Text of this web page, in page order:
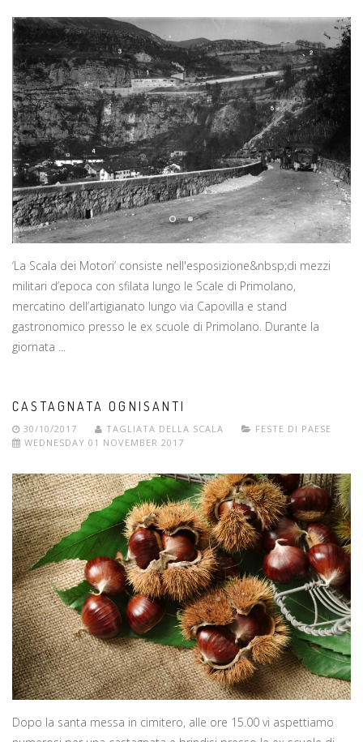
‘La Scala dei Motori’ consiste nell'esposizione&nbsp;di mezzi
militari d’epoca con sfilata lungo le Scale di Primolano,
mercatino dell’artigianato lungo via Capovilla e stand
gastronomico presso le ex scuole di Primolano. Durante la
giornata ...
CASTAGNATA OGNISANTI
30/10/2017 TAGLIATA DELLA SCALA
FESTE DI PAESE
WEDNESDAY 01 NOVEMBER 2017
Dopo la santa messa in cimitero, alle ore 15.00 vi aspettiamo